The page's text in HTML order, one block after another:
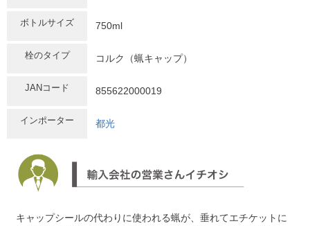
ボトルサイズ 750ml
栓のタイプ コルク（蝋キャップ）
JANコード 855622000019
インポーター 都光
キャップシールの代わりに使われる蝋が、垂れてエチケットに